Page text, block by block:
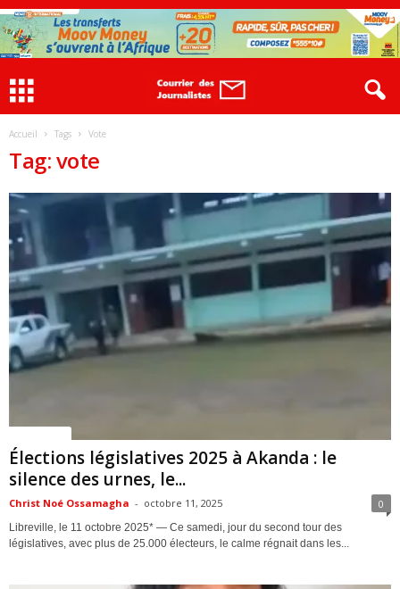
Accueil Tags Vote
Tag: vote
Élections législatives 2025 à Akanda : le
silence des urnes, le...
Christ Noé Ossamagha - octobre 11, 2025 0
Libreville, le 11 octobre 2025* — Ce samedi, jour du second tour des
législatives, avec plus de 25.000 électeurs, le calme régnait dans les...